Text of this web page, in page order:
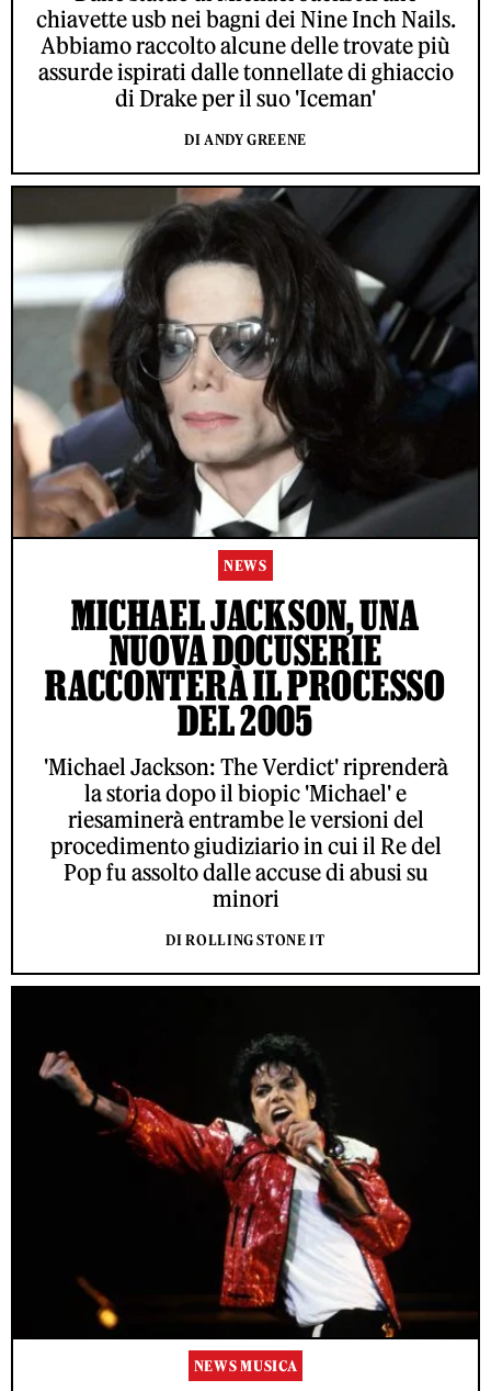
chiavette usb nei bagni dei Nine Inch Nails.
Abbiamo raccolto alcune delle trovate più
assurde ispirati dalle tonnellate di ghiaccio
di Drake per il suo 'Iceman'
DI ANDY GREENE
NEWS
MICHAEL JACKSON, UNA
NUOVA DOCUSERIE
RACCONTERÀ IL PROCESSO
DEL 2005
'Michael Jackson: The Verdict' riprenderà
la storia dopo il biopic 'Michael' e
riesaminerà entrambe le versioni del
procedimento giudiziario in cui il Re del
Pop fu assolto dalle accuse di abusi su
minori
DI ROLLING STONE IT
NEWS MUSICA